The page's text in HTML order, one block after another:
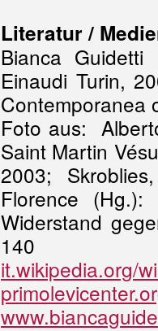
Literatur /
Bianca
Einaudi Turin,
Contemporanea
Foto aus:
Saint Martin
2003;
Florence
Widerstand
140
it.wikipedia.org/